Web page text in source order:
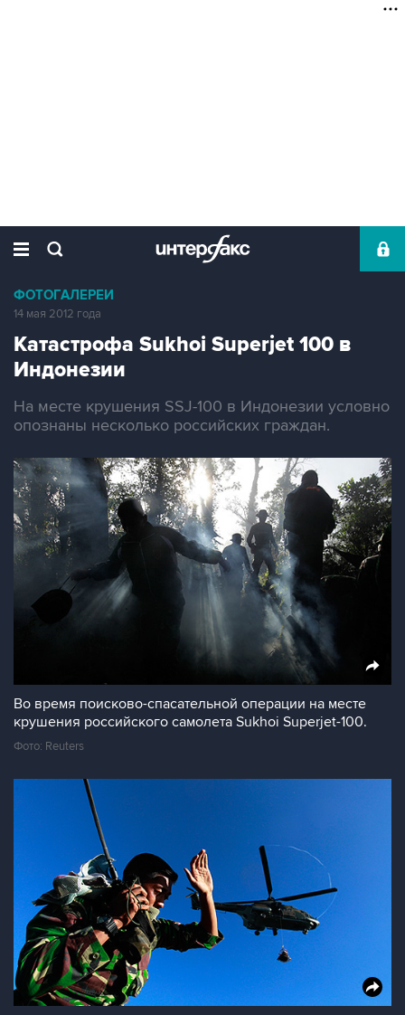
ФОТОГАЛЕРЕИ
14 мая 2012 года
Катастрофа Sukhoi Superjet 100 в
Индонезии
На месте крушения SSJ-100 в Индонезии условно
опознаны несколько российских граждан.
Во время поисково-спасательной операции на месте
крушения российского самолета Sukhoi Superjet-100.
Фото: Reuters